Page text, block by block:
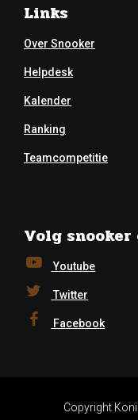
Links
Over Snooker
Helpdesk
Kalender
Ranking
Teamcompetitie
Volg
Youtube
Twitter
Facebook
Copyright